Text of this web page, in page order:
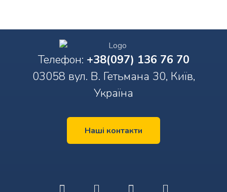
Телефон: +38(097) 136 76 70
03058 вул. В. Гетьмана 30, Київ,
Україна
Наші контакти